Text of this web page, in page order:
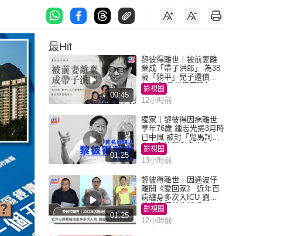
最Hit
00:45
黎彼得離世丨被前妻離
棄成「帶子洪郎」 為38
歲「躺平」兒子還債多
年 曾盼尋伴侶度晚年
影視圈
12小時前
01:25
獨家丨黎彼得因病離世
享年76歲 鍾志光揭3月時
已中風 被封「鬼馬詞
人」與許冠傑多合作
影視圈
13小時前
01:25
黎彼得離世丨因通波仔
離開《愛回家》 近年百
病纏身多次入ICU 劉鑾
雄黃宗澤曾施援手
影視圈
12小時前